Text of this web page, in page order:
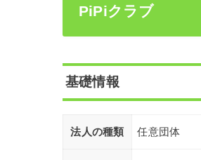
PiPiクラブ
基礎情報
法人の種類 任意団体